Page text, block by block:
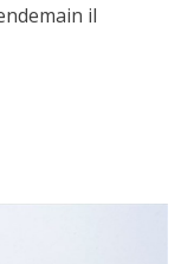
il